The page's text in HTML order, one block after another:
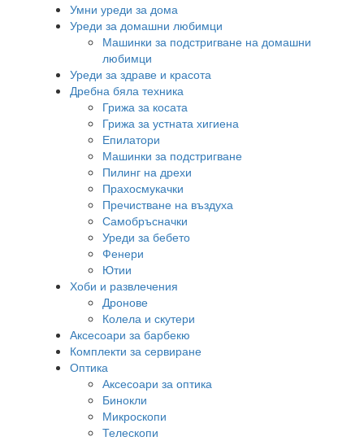
Умни уреди за дома
Уреди за домашни любимци
Машинки за подстригване на домашни
любимци
Уреди за здраве и красота
Дребна бяла техника
Грижа за косата
Грижа за устната хигиена
Епилатори
Машинки за подстригване
Пилинг на дрехи
Прахосмукачки
Пречистване на въздуха
Самобръсначки
Уреди за бебето
Фенери
Ютии
Хоби и развлечения
Дронове
Колела и скутери
Аксесоари за барбекю
Комплекти за сервиране
Оптика
Аксесоари за оптика
Бинокли
Микроскопи
Телескопи